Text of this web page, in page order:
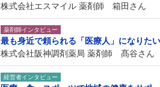
株式会社エスマイル 薬剤師 箱田さん
薬剤師インタビュー
最も身近で頼られる「医療人」になりたい
株式会社阪神調剤薬局 薬剤師 髙谷さん
経営者インタビュー